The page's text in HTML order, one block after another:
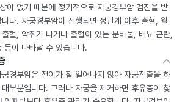
이 없기 때문에 정기적으로 자궁경부암 검진을 받
다. 자궁경부암이 진행되면 성관계 이후 출혈, 월
혈, 악취가 나거나 출혈이 있는 분비물, 배뇨 곤란,
등이 나타날 수 있습니다.
경부암은 전이가 잘 일어나지 않아 자궁적출을 하
부분입니다. 그러나 자궁을 제거하면 후유증이 찾